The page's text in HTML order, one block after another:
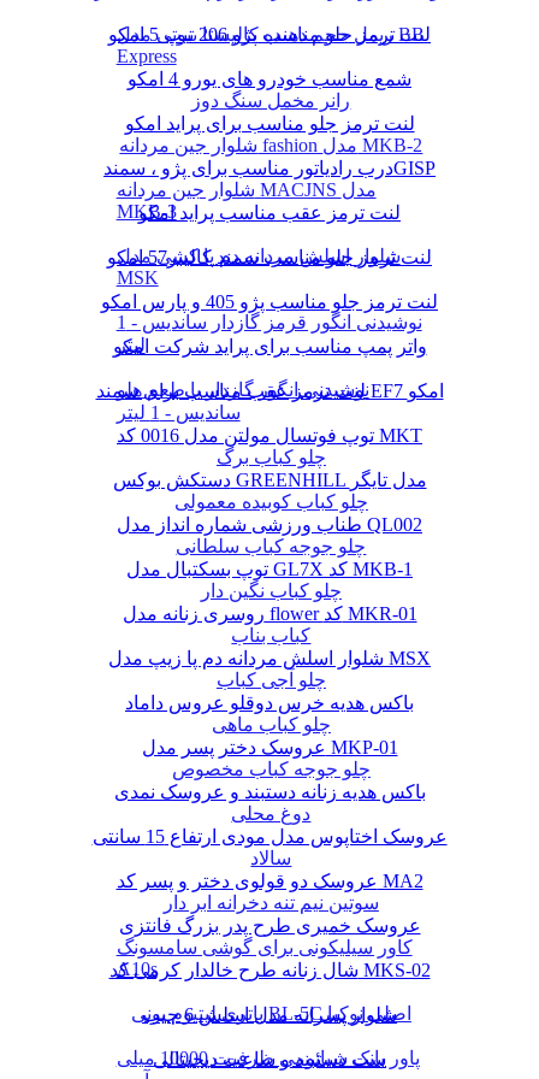
ریمل حجم دهنده کالیستا بیوتی مدل BB
Express
رانر مخمل سنگ دوز
شلوار جین مردانه fashion مدل MKB-2
شلوار جین مردانه MACJNS مدل
MKB-3
شلوار اسلش مردانه دم پا کشی مدل
MSK
نوشیدنی انگور قرمز گازدار ساندیس - 1
لیتر
نوشیدنی انگور گازدار با طعم هلو
ساندیس - 1 لیتر
چلو کباب برگ
چلو کباب کوبیده معمولی
چلو جوجه کباب سلطانی
چلو کباب نگین دار
کباب بناب
چلو آجی کباب
چلو کباب ماهی
چلو جوجه کباب مخصوص
دوغ محلی
سالاد
سوتین نیم تنه دخرانه ابر دار
کاور سیلیکونی برای گوشی سامسونگ
A10s
باتری لیتیوم یونی BL-5C اصلی نوکیا
پاور بانک شیائومی ظرفیت 10000 میلی
لنت ترمز جلو مناسب پژو 206 تیپ 5 امکو
شمع مناسب خودرو های یورو 4 امکو
لنت ترمز جلو مناسب برای پراید امکو
درب رادیاتور مناسب برای پژو ، سمندGISP
لنت ترمز عقب مناسب پراید امکو
لنت ترمز جلو مناسب سمند کالیبر57 امکو
لنت ترمز جلو مناسب پژو 405 و پارس امکو
واتر پمپ مناسب برای پراید شرکت امکو
لنت ترمز عقب مناسب برای سمند EF7 امکو
توپ فوتسال مولتن مدل 0016 کد MKT
دستکش بوکس GREENHILL مدل تایگر
طناب ورزشی شماره انداز مدل QL002
توپ بسکتبال مدل GL7X کد MKB-1
روسری زنانه مدل flower کد MKR-01
شلوار اسلش مردانه دم پا زیپ مدل MSX
باکس هدیه خرس دوقلو عروس داماد
عروسک دختر پسر مدل MKP-01
باکس هدیه زنانه دستبند و عروسک نمدی
عروسک اختاپوس مدل مودی ارتفاع 15 سانتی
عروسک دو قولوی دختر و پسر کد MA2
عروسک خمیری طرح پدر بزرگ فانتزی
شال زنانه طرح خالدار کرمی کد MKS-02
شلوار پسرانه مدل اسلش 6 جیب
ست دستبند و ساعت دیجیتالی